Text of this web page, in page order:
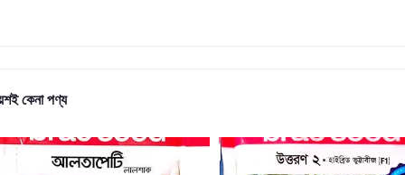
কেনা পণ্য